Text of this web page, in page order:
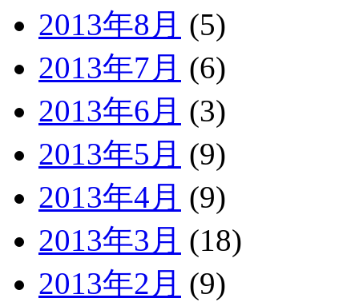
2013年8月 (5)
2013年7月 (6)
2013年6月 (3)
2013年5月 (9)
2013年4月 (9)
2013年3月 (18)
2013年2月 (9)